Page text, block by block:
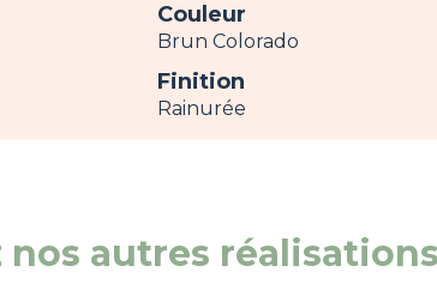
Couleur
Brun Colorado
Finition
Rainurée
nos autres réalisations